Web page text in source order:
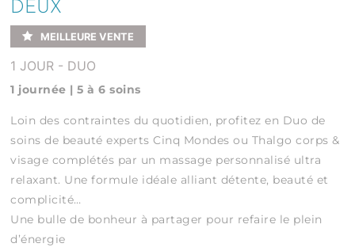
DEUX
MEILLEURE VENTE
1 JOUR - DUO
1 journée | 5 à 6 soins
Loin des contraintes du quotidien, profitez en Duo de
soins de beauté experts Cinq Mondes ou Thalgo corps &
visage complétés par un massage personnalisé ultra
relaxant. Une formule idéale alliant détente, beauté et
complicité…
Une bulle de bonheur à partager pour refaire le plein
d’énergie